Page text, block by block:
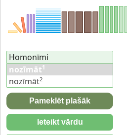
Homonīmi
nozīmāt1
nozīmāt2
Pameklēt plašāk
Ieteikt vārdu